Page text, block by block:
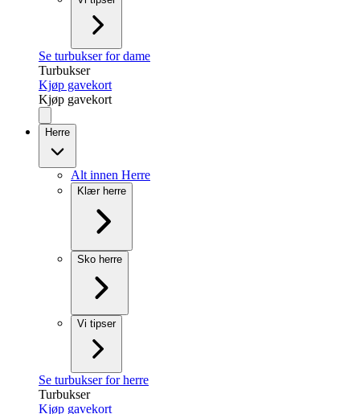
Se turbukser for dame
Turbukser
Kjøp gavekort
Kjøp gavekort
Herre
Alt innen Herre
Klær herre
Sko herre
Vi tipser
Se turbukser for herre
Turbukser
Kjøp gavekort